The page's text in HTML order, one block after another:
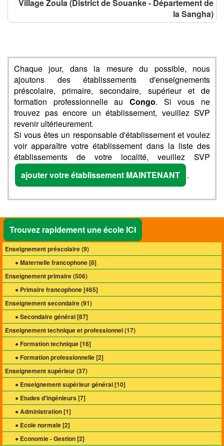
Village Zoula (District de Souanke - Département de
la Sangha)
Chaque jour, dans la mesure du possible, nous
ajoutons des établissements d'enseignements
préscolaire, primaire, secondaire, supérieur et de
formation professionnelle au Congo. Si vous ne
trouvez pas encore un établissement, veuillez SVP
revenir ultérieurement.
Si vous êtes un responsable d'établissement et voulez
voir apparaître votre établissement dans la liste des
établissements de votre localité, veuillez SVP
ajouter votre établissement MAINTENANT
.
Trouvez rapidement une école ICI
Enseignement préscolaire (9)
● Maternelle francophone [8]
Enseignement primaire (506)
● Primaire francophone [465]
Enseignement secondaire (91)
● Secondaire général [87]
Enseignement technique et professionnel (17)
● Formation technique [16]
● Formation professionnelle [2]
Enseignement supérieur (37)
● Enseignement supérieur général [10]
● Etudes d'ingénieurs [7]
● Administration [1]
● Ecole normale [2]
● Economie - Gestion [2]